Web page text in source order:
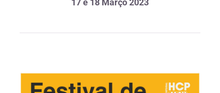
17 e 18 Março 2023